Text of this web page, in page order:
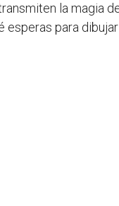
la magia
para